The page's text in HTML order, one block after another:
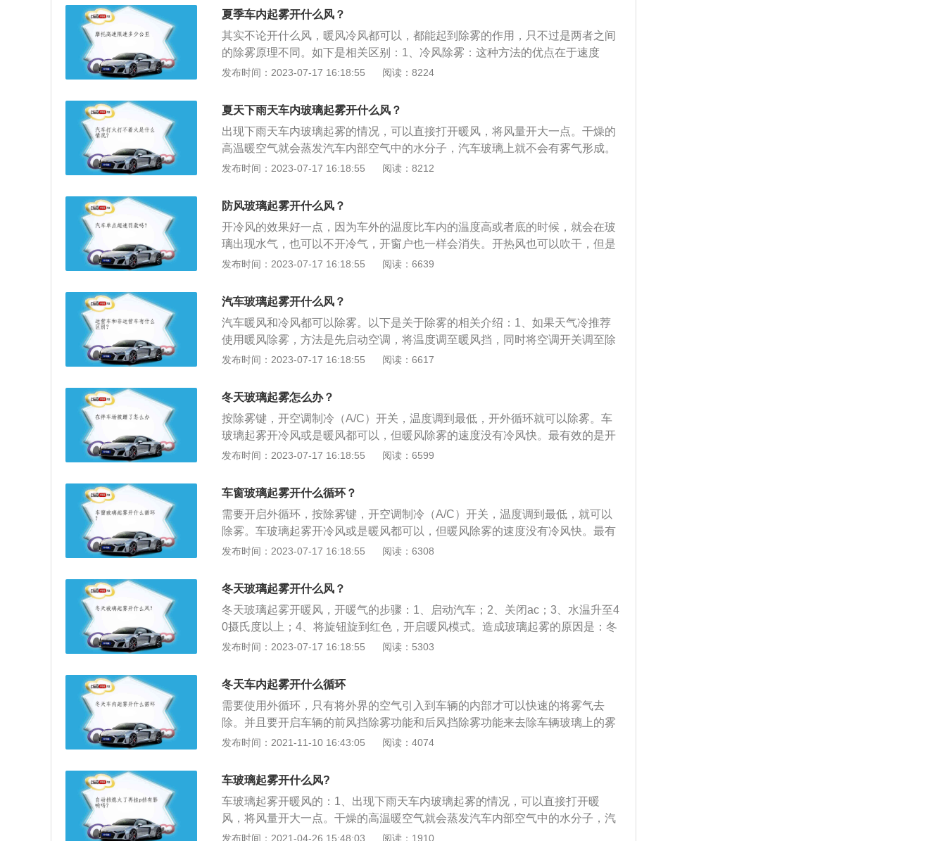
强，这种做法相当于是在增温将雾滴给蒸发掉，其原理可以想象成是在给汽车玻
夏季车内起雾开什么风？
其实不论开什么风，暖风冷风都可以，都能起到除雾的作用，只不过是两者之间
的除雾原理不同。如下是相关区别：1、冷风除雾：这种方法的优点在于速度
快，能够快速地把汽车车窗附近的内外温度保持一致，相当于在人体产生的热量
路，这时记得把空调调到外循环模式。缺点在于这么做真的很冷，想要达到目的
就要一直开着冷风。2、暖风除雾：这种方法的优点就持久力强，这种做法相当
于是在增温将雾滴给增发掉，其原理可以想象成是在给汽车玻璃“加热”。不过这
种做法前期也是有点“痛苦”，会让车内的雾气越来越重，并且在车辆刚启动，水
温还没有上来的情况下，这种方法不能用。
发布时间：2023-07-17 16:18:55 阅读：8224
夏天下雨天车内玻璃起雾开什么风？
出现下雨天车内玻璃起雾的情况，可以直接打开暖风，将风量开大一点。干燥的
高温暖空气就会蒸发汽车内部空气中的水分子，汽车玻璃上就不会有雾气形成。
相关资料如下：1、空调暖风法：利用降低温度差的方法去除雾气。冬季利用暖
及时防止前挡风玻璃的雾气过重。2、喷涂防雾剂预防法：将少许除雾剂喷于汽
车玻璃上，再擦拭干净，即可除去玻璃窗上的污垢、斑痕。在擦亮玻璃的同时，
可以在玻璃上形成一薄层透明的保护膜，它可以有效地防止水汽在玻璃上的凝结
而形成的雾层，特别适用于寒冷的冬天。
发布时间：2023-07-17 16:18:55 阅读：8212
防风玻璃起雾开什么风？
开冷风的效果好一点，因为车外的温度比车内的温度高或者底的时候，就会在玻
璃出现水气，也可以不开冷气，开窗户也一样会消失。开热风也可以吹干，但是
热风没有冷风的效果好。以下是正确去除玻璃上的雾气的方法：1.用空调冷风除
风向选择吹向挡风玻璃，调到最大风速。干燥的冷气会直接吹到挡风玻璃上，在
表面形成一层"气膜"，阻止水蒸气在玻璃上凝聚，用不了一分钟，雾气就会消
失。2.用暖风除雾：，除雾的方法和冷气除雾一样，只是不要打开冷风，而是对
着玻璃吹热风。它等于把水蒸气烘干，不用担心二次起雾的现象。但是暖风除雾
的速度没有冷风快，刚打开时反而雾气会更大，需要花几分钟时间耐心等待。
发布时间：2023-07-17 16:18:55 阅读：6639
汽车玻璃起雾开什么风？
汽车暖风和冷风都可以除雾。以下是关于除雾的相关介绍：1、如果天气冷推荐
使用暖风除雾，方法是先启动空调，将温度调至暖风挡，同时将空调开关调至除
雾挡，用热空调制造的热气来将车内雾气烘干即可。2、现在的车载空调一般都
散，比较持久同时也比较快。不过在开启暖风除雾的初期，雾气的情况可能会加
重，不需要多久就会改善。所以如果条件允许，暖风除雾可以在停车的状态下再
进行。
发布时间：2023-07-17 16:18:55 阅读：6617
冬天玻璃起雾怎么办？
按除雾键，开空调制冷（A/C）开关，温度调到最低，开外循环就可以除雾。车
玻璃起雾开冷风或是暖风都可以，但暖风除雾的速度没有冷风快。最有效的是开
冷风，可以把干燥的冷气直接吹到玻璃上，使水蒸气不能在玻璃上凝聚，达到除
除雾，刚开始会加重雾气。汽车玻璃起雾时要开外循环。汽车的玻璃起雾的原
因：车内外有一定温差，如果车内外的温度不一样，温度低的一面表面水分的饱
和蒸汽压低于周围环境的蒸汽压，水汽就会聚集到玻璃表面，以微小的水珠形式
渗析出来形成雾气。车玻璃除雾的方法：空调制冷：利用空调制冷除湿功能，降
低空气湿度的方法去除雾汽。当夏天特别是多人进入车内以后，没有及时开空
冷风，利用空调除湿功能，稍许即可除去前风挡上的雾汽。但是如果湿气过大，
利用空调效果不明显时，可稍微打开一点车窗，使之快速降低驾驶室内的湿度。
当然也可以和空调相配合使用，效果会更快些。空调暖风：利用降低温度差的方
玻璃内外表面的温差，可及时防止前风挡玻璃的雾汽过重，但有一点说明，后面
是手动空调，空调打开，有利于除湿；空调温度控制不要处于最冷位置，否则长
时间除霜风挡玻璃外侧容易起雾。喷涂防雾剂等预防：将少许除雾剂喷于汽车玻
璃窗上，再擦拭干净，即可除去玻璃窗上的污垢、斑痕。在擦亮玻璃的同时，在
玻璃上形成一薄层透明的保护膜，它可以有效地防止水汽在玻璃上的凝结而形成
酒精或盐水等待晾干后再用麂皮或柔软的干布擦净多余纤维，它能在几天之内保
证车玻璃不会蒙上雾气。开窗对流：发现车内雾气不大的话，可以将两侧的车窗
打开，这样车内外空气形成对流，温差也会减小，雾气就会慢慢消失。这种方法
的原理和开空调冷风是一样的。开窗对流的弊端非常明显，雨雪天气、高速路、
发布时间：2023-07-17 16:18:55 阅读：6599
车窗玻璃起雾开什么循环？
需要开启外循环，按除雾键，开空调制冷（A/C）开关，温度调到最低，就可以
除雾。车玻璃起雾开冷风或是暖风都可以，但暖风除雾的速度没有冷风快。最有
效的是开冷风，可以把干燥的冷气直接吹到玻璃上，使水蒸气不能在玻璃上凝
要使用暖风除雾，刚开始会加重雾气。汽车玻璃起雾时要开外循环。汽车的玻璃
起雾的原因：车内外有一定温差，如果车内外的温度不一样，温度低的一面表面
水分的饱和蒸汽压低于周围环境的蒸汽压，水汽就会聚集到玻璃表面，以微小的
水珠形式渗析出来形成雾气。车玻璃除雾的方法：空调制冷：利用空调制冷除湿
功能，降低空气湿度的方法去除雾汽。当夏天特别是多人进入车内以后，没有及
风挡吹冷风，利用空调除湿功能，稍许即可除去前风挡上的雾汽。但是如果湿气
过大，利用空调效果不明显时，可稍微打开一点车窗，使之快速降低驾驶室内的
湿度。当然也可以和空调相配合使用，效果会更快些。空调暖风：利用降低温度
低车窗玻璃内外表面的温差，可及时防止前风挡玻璃的雾汽过重，但有一点说
是自动还是手动空调，空调打开，有利于除湿；空调温度控制不要处于最冷位
置，否则长时间除霜风挡玻璃外侧容易起雾。喷涂防雾剂等预防：将少许除雾剂
喷于汽车玻璃窗上，再擦拭干净，即可除去玻璃窗上的污垢、斑痕。在擦亮玻璃
的同时，在玻璃上形成一薄层透明的保护膜，它可以有效地防止水汽在玻璃上的
发布时间：2023-07-17 16:18:55 阅读：6308
冬天玻璃起雾开什么风？
冬天玻璃起雾开暖风，开暖气的步骤：1、启动汽车；2、关闭ac；3、水温升至4
0摄氏度以上；4、将旋钮旋到红色，开启暖风模式。造成玻璃起雾的原因是：冬
季车窗关闭，车内的湿气不能蒸发，而车内车外的温差又比较大，湿气在玻璃上
形成一层透明保护膜；2、用空调制冷除湿功能降低空气湿度；3、采用空调暖风
法来降低温差消除车窗上的霜。
发布时间：2023-07-17 16:18:55 阅读：5303
冬天车内起雾开什么循环
需要使用外循环，只有将外界的空气引入到车辆的内部才可以快速的将雾气去
除。并且要开启车辆的前风挡除雾功能和后风挡除雾功能来去除车辆玻璃上的雾
是非常有效的，在车窗上有雾的情况下，是不能够驾驶车辆行驶会影响到行驶安
对车辆的玻璃进行吹风，大概3~5分钟之后，车窗上的雾就会消除，或者是可以
开启车辆的车窗服务功能，使用起来相对也是比较简单的。
发布时间：2021-11-10 16:43:05 阅读：4074
车玻璃起雾开什么风?
车玻璃起雾开暖风的：1、出现下雨天车内玻璃起雾的情况，可以直接打开暖
风，将风量开大一点。干燥的高温暖空气就会蒸发汽车内部空气中的水分子，汽
车玻璃上就不会有雾气形成了；2、避免车窗玻璃起雾的方法有：喷涂防雾剂预
发布时间：2021-04-26 15:48:03 阅读：1910